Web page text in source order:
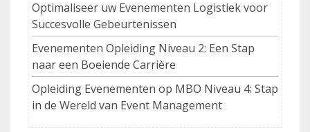
Optimaliseer uw Evenementen Logistiek voor
Succesvolle Gebeurtenissen
Evenementen Opleiding Niveau 2: Een Stap
naar een Boeiende Carrière
Opleiding Evenementen op MBO Niveau 4: Stap
in de Wereld van Event Management